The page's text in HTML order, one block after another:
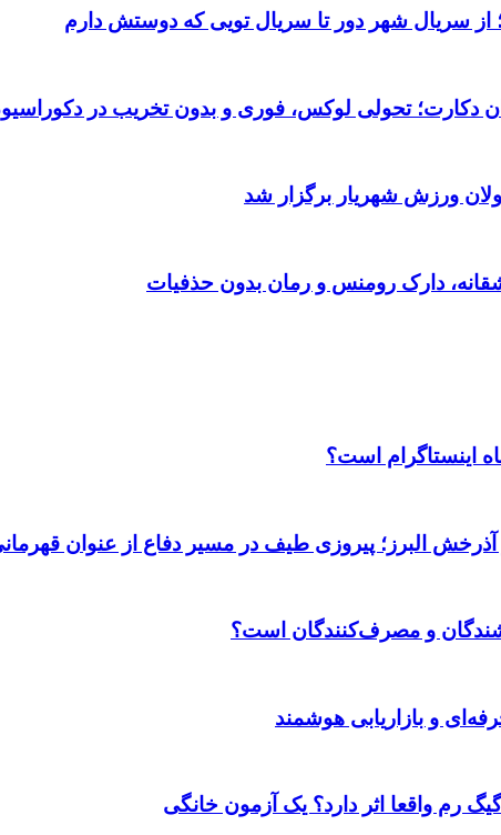
از سریال شهر دور تا سریال تویی که دوستش دارم
دکارت؛ تحولی لوکس، فوری و بدون تخریب در
ورزش شهریار برگزار شد
اینستاگرام است؟
البرز؛ پیروزی طیف در مسیر دفاع از عنوان
و مصرف‌کنندگان است؟